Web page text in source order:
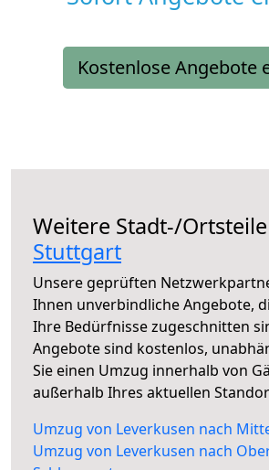
Kostenlose Angebote
Weitere Stadt-/
Stuttgart
Unsere geprüften
Ihnen unverbindliche Angebote,
Ihre Bedürfnisse zugeschnitten
Angebote sind kostenlos,
Sie einen Umzug innerhalb von
außerhalb Ihres aktuellen
Umzug von Leverkusen nach
Umzug von Leverkusen nach